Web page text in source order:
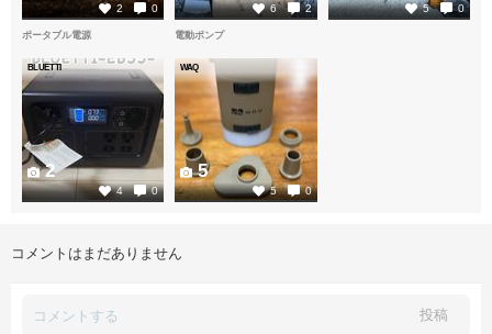
2 0 6 2 5 0
ポータブル電源
BLUETTI
4 0
2
電動ポンプ
WAQ
5 0
5
コメントはまだありません
投稿